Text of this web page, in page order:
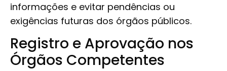
informações e evitar pendências ou
exigências futuras dos órgãos públicos.
Registro e Aprovação nos
Órgãos Competentes